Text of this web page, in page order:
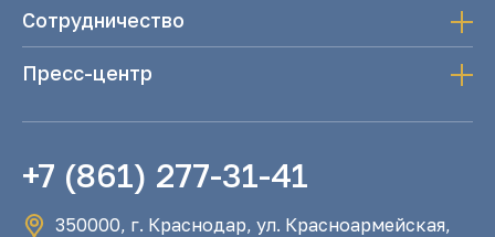
Сотрудничество
Пресс-центр
+7 (861) 277-31-41
350000, г. Краснодар, ул. Красноармейская,